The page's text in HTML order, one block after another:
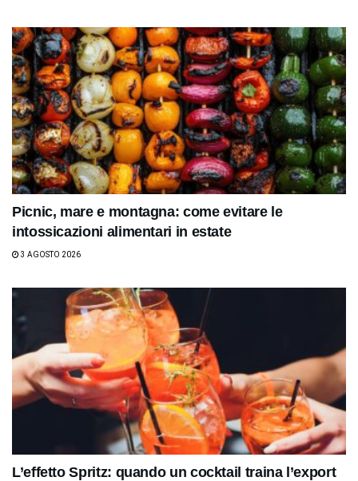
Picnic, mare e montagna: come evitare le
intossicazioni alimentari in estate
3 AGOSTO 2026
L’effetto Spritz: quando un cocktail traina l’export